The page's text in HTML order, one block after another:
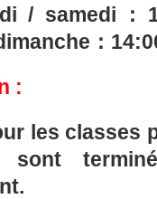
/ samedi：
：
:
les classes